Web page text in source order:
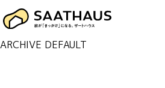
ARCHIVE DEFAULT